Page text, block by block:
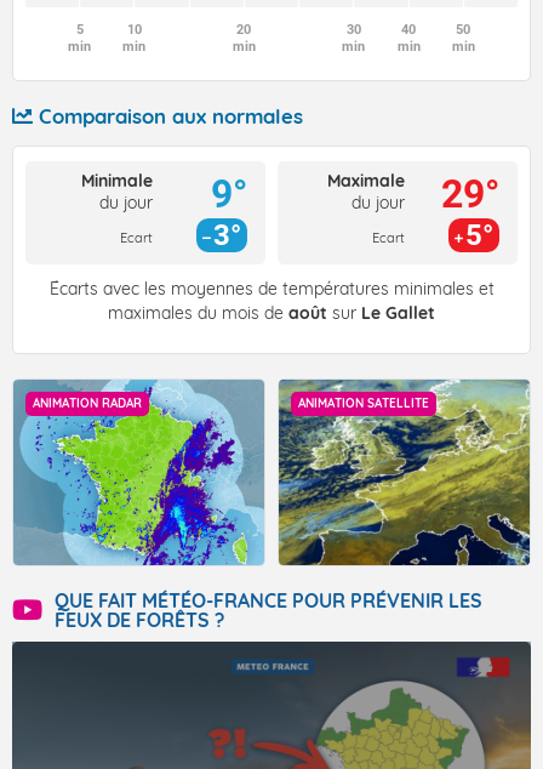
5
min
10
min
20
min
30
min
40
min
50
min
Comparaison aux normales
Minimale
du jour
Ecart
9°
3°
Maximale
du jour
Ecart
29°
5°
Écarts avec les moyennes de températures minimales et
maximales du mois de août sur Le Gallet
ANIMATION RADAR ANIMATION SATELLITE
QUE FAIT MÉTÉO-FRANCE POUR PRÉVENIR LES
FEUX DE FORÊTS ?